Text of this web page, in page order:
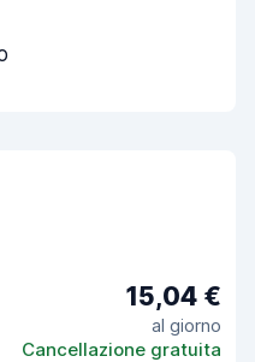
15,04 €
al giorno
Cancellazione gratuita